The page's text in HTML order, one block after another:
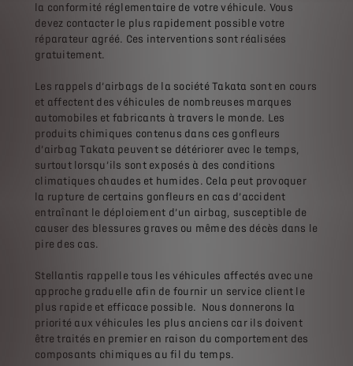
la conformité réglementaire de votre véhicule. Vous
devez contacter le plus rapidement possible votre
réparateur agréé. Ces interventions sont réalisées
gratuitement.
Les rappels d’airbags de la société Takata sont en cours
et affectent des véhicules de nombreuses marques
automobiles et fabricants à travers le monde. Les
produits chimiques contenus dans ces gonfleurs
d’airbag Takata peuvent se détériorer avec le temps,
surtout lorsqu’ils sont exposés à des conditions
climatiques chaudes et humides. Cela peut provoquer
la rupture de certains gonfleurs en cas d’accident
entraînant le déploiement d’un airbag, susceptible de
causer des blessures graves ou même des décès dans le
pire des cas.
Stellantis rappelle tous les véhicules affectés avec une
approche graduelle afin de fournir un service client le
plus rapide et efficace possible. Nous donnerons la
priorité aux véhicules les plus anciens car ils doivent
être traités en premier en raison du comportement des
composants chimiques au fil du temps.